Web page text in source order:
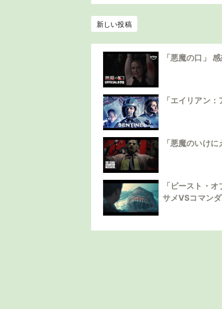
新しい投稿
「悪魔の口」
「エイリアン
「悪魔のいけ
「ビースト・
サメVSコマン